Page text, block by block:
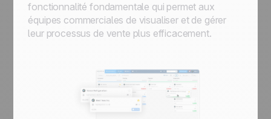
fonctionnalité fondamentale qui permet aux
équipes commerciales de visualiser et de gérer
leur processus de vente plus efficacement.